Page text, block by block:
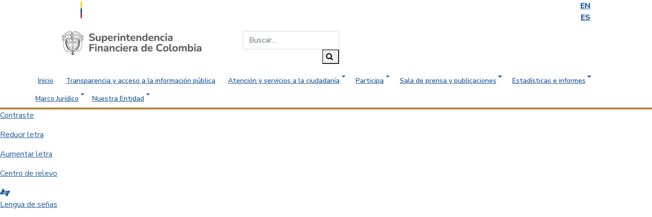
EN
ES
Saltar al contenido principal
Inicio Transparencia y acceso a la información pública Atención y servicios a la ciudadanía Participa Sala de prensa y publicaciones
Estadísticas e informes
Marco Jurídico
Nuestra Entidad
Contraste
Reducir letra
Aumentar letra
Centro de relevo
Lengua de señas